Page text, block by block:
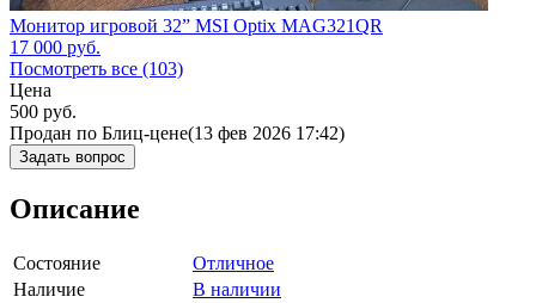
Монитор игровой 32” MSI Optix MAG321QR
17 000 руб.
Посмотреть все (103)
Цена
500 руб.
Продан по Блиц-цене(13 фев 2026 17:42)
Задать вопрос
Описание
Состояние
Отличное
Наличие
В наличии